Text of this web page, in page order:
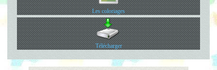
Les coloriages
Télécharger